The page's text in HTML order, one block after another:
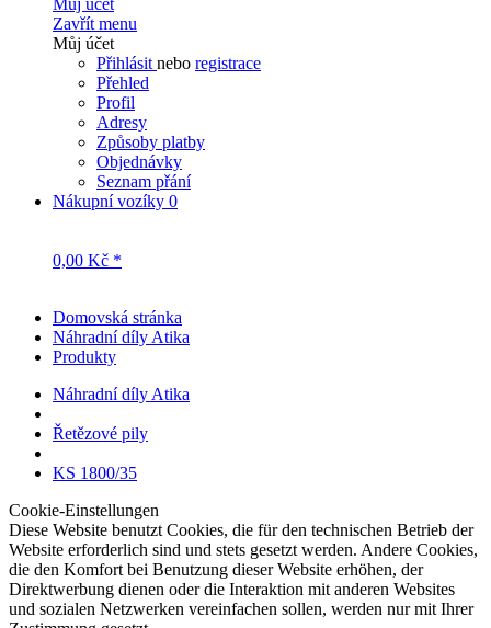
Zavřít menu
Můj účet
Přihlásit
Přehled
Profil
Adresy
Způsoby platby
Objednávky
Seznam přání
Nákupní vozíky0
Náhradní díly Atika
Produkty
Náhradní díly Atika
Řetězové pily
KS 1800/35
Cookie-Einstellungen
Website erforderlich sind und stets gesetzt werden. Andere Cookies,
die den Komfort bei Benutzung dieser Website erhöhen, der
Direktwerbung dienen oder die Interaktion mit anderen Websites
und sozialen Netzwerken vereinfachen sollen, werden nur mit Ihrer
Zustimmung gesetzt.
Konfiguration